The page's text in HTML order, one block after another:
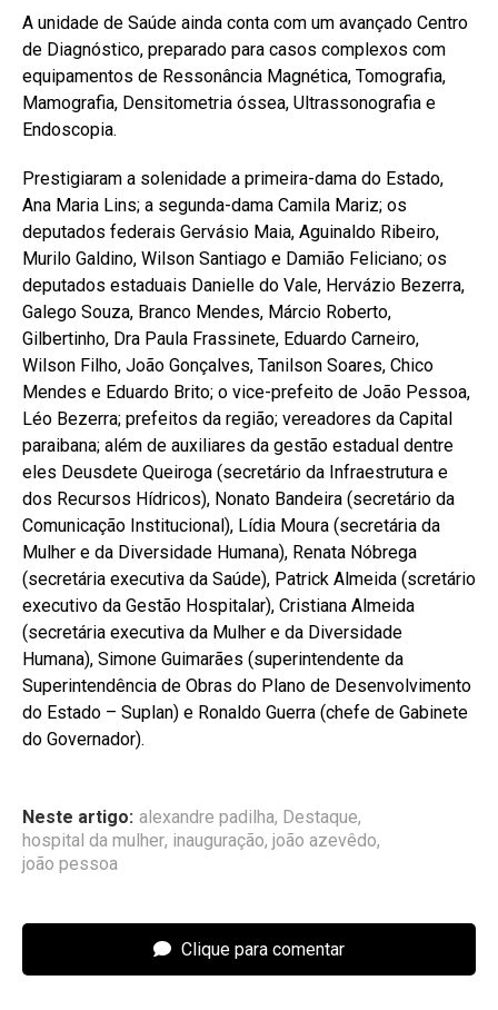
A unidade de Saúde ainda conta com um avançado Centro
de Diagnóstico, preparado para casos complexos com
equipamentos de Ressonância Magnética, Tomografia,
Mamografia, Densitometria óssea, Ultrassonografia e
Endoscopia.
Prestigiaram a solenidade a primeira-dama do Estado,
Ana Maria Lins; a segunda-dama Camila Mariz; os
deputados federais Gervásio Maia, Aguinaldo Ribeiro,
Murilo Galdino, Wilson Santiago e Damião Feliciano; os
deputados estaduais Danielle do Vale, Hervázio Bezerra,
Galego Souza, Branco Mendes, Márcio Roberto,
Gilbertinho, Dra Paula Frassinete, Eduardo Carneiro,
Wilson Filho, João Gonçalves, Tanilson Soares, Chico
Mendes e Eduardo Brito; o vice-prefeito de João Pessoa,
Léo Bezerra; prefeitos da região; vereadores da Capital
paraibana; além de auxiliares da gestão estadual dentre
eles Deusdete Queiroga (secretário da Infraestrutura e
dos Recursos Hídricos), Nonato Bandeira (secretário da
Comunicação Institucional), Lídia Moura (secretária da
Mulher e da Diversidade Humana), Renata Nóbrega
(secretária executiva da Saúde), Patrick Almeida (scretário
executivo da Gestão Hospitalar), Cristiana Almeida
(secretária executiva da Mulher e da Diversidade
Humana), Simone Guimarães (superintendente da
Superintendência de Obras do Plano de Desenvolvimento
do Estado – Suplan) e Ronaldo Guerra (chefe de Gabinete
do Governador).
Neste artigo: alexandre padilha, Destaque,
hospital da mulher, inauguração, joão azevêdo,
joão pessoa
Clique para comentar